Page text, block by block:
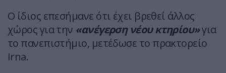
Ο ίδιος επεσήμανε ότι έχει βρεθεί άλλος
χώρος για την «ανέγερση νέου κτηρίου»για
το πανεπιστήμιο, μετέδωσε το πρακτορείο
Irna.